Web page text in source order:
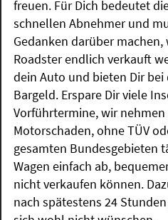
freuen. Für Dich bedeutet
schnellen Abnehmer und
Gedanken darüber
Roadster endlich verkauft
dein Auto und bieten Dir
Bargeld. Erspare Dir viele
Vorführtermine, wir
Motorschaden, ohne TÜV
gesamten Bundesgebieten
Wagen einfach ab,
nicht verkaufen können.
nach spätestens 24